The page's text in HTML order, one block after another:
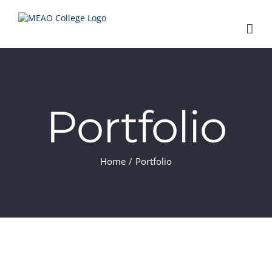
Portfolio
Home / Portfolio